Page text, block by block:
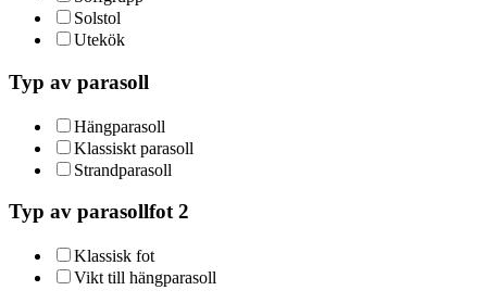
Solstol
Utekök
Typ av parasoll
Hängparasoll
Klassiskt parasoll
Strandparasoll
Typ av parasollfot 2
Klassisk fot
Vikt till hängparasoll